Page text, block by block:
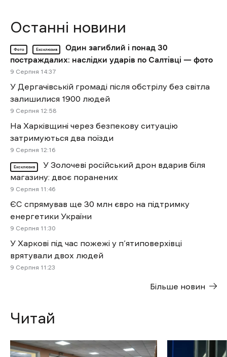
Останні новини
Фото Ексклюзив
Один загиблий і понад 30
постраждалих: наслідки ударів по Салтівці — фото
9 Cерпня 14:37
У Дергачівській громаді після обстрілу без світла
залишилися 1900 людей
9 Cерпня 12:58
На Харківщині через безпекову ситуацію
затримуються два поїзди
9 Cерпня 12:16
Ексклюзив
У Золочеві російський дрон вдарив біля
магазину: двоє поранених
9 Cерпня 11:46
ЄС спрямував ще 30 млн євро на підтримку
енергетики України
9 Cерпня 11:30
У Харкові під час пожежі у п’ятиповерхівці
врятували двох людей
9 Cерпня 11:23
Більше новин
Читай